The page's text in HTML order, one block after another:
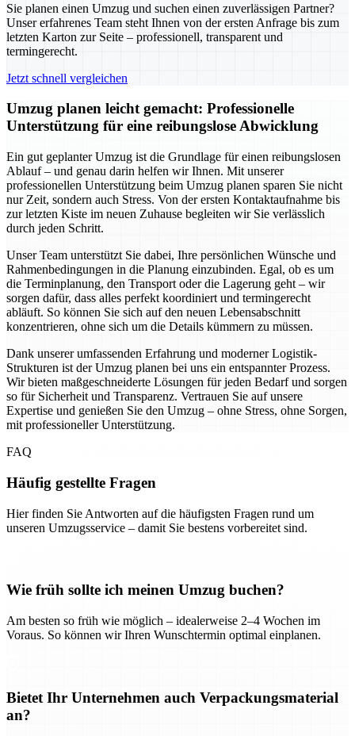
Sie planen einen Umzug und suchen einen zuverlässigen Partner?
Unser erfahrenes Team steht Ihnen von der ersten Anfrage bis zum
letzten Karton zur Seite – professionell, transparent und
termingerecht.
Jetzt schnell vergleichen
Umzug planen leicht gemacht: Professionelle
Unterstützung für eine reibungslose Abwicklung
Ein gut geplanter Umzug ist die Grundlage für einen reibungslosen
Ablauf – und genau darin helfen wir Ihnen. Mit unserer
professionellen Unterstützung beim Umzug planen sparen Sie nicht
nur Zeit, sondern auch Stress. Von der ersten Kontaktaufnahme bis
zur letzten Kiste im neuen Zuhause begleiten wir Sie verlässlich
durch jeden Schritt.
Unser Team unterstützt Sie dabei, Ihre persönlichen Wünsche und
Rahmenbedingungen in die Planung einzubinden. Egal, ob es um
die Terminplanung, den Transport oder die Lagerung geht – wir
sorgen dafür, dass alles perfekt koordiniert und termingerecht
abläuft. So können Sie sich auf den neuen Lebensabschnitt
konzentrieren, ohne sich um die Details kümmern zu müssen.
Dank unserer umfassenden Erfahrung und moderner Logistik-
Strukturen ist der Umzug planen bei uns ein entspannter Prozess.
Wir bieten maßgeschneiderte Lösungen für jeden Bedarf und sorgen
so für Sicherheit und Transparenz. Vertrauen Sie auf unsere
Expertise und genießen Sie den Umzug – ohne Stress, ohne Sorgen,
mit professioneller Unterstützung.
FAQ
Häufig gestellte Fragen
Hier finden Sie Antworten auf die häufigsten Fragen rund um
unseren Umzugsservice – damit Sie bestens vorbereitet sind.
Wie früh sollte ich meinen Umzug buchen?
Am besten so früh wie möglich – idealerweise 2–4 Wochen im
Voraus. So können wir Ihren Wunschtermin optimal einplanen.
Bietet Ihr Unternehmen auch Verpackungsmaterial
an?